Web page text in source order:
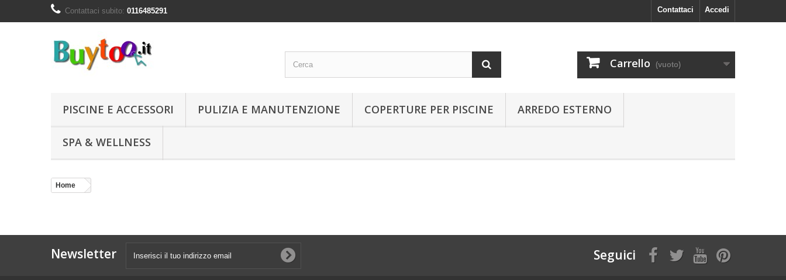
Accedi
Contattaci
Contattaci subito: 0116485291
Carrello (vuoto)
PISCINE E ACCESSORI PULIZIA E MANUTENZIONE COPERTURE PER PISCINE ARREDO ESTERNO
SPA & WELLNESS
Home
Newsletter Seguici